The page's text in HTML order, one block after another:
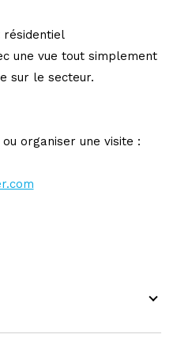
résidentiel
une vue tout simplement
sur le secteur.
organiser une visite :